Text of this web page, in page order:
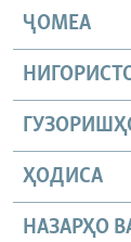
ҶОМEА
ҲОДИСА
НАЗАРҲО